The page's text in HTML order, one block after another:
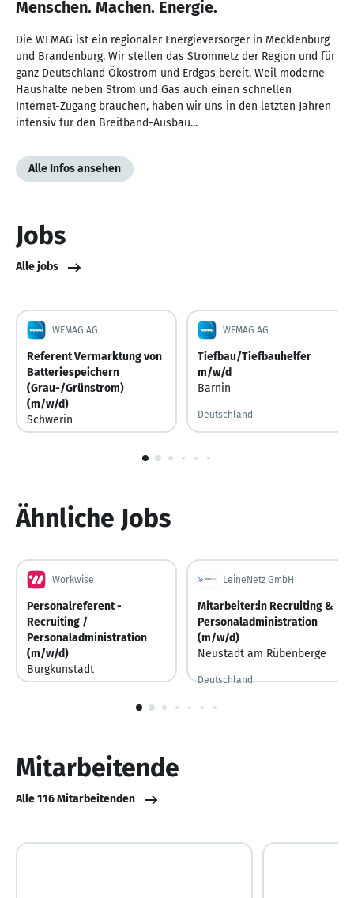
Menschen. Machen. Energie.
Die WEMAG ist ein regionaler Energieversorger in Mecklenburg
und Brandenburg. Wir stellen das Stromnetz der Region und für
ganz Deutschland Ökostrom und Erdgas bereit. Weil moderne
Haushalte neben Strom und Gas auch einen schnellen
Internet-Zugang brauchen, haben wir uns in den letzten Jahren
intensiv für den Breitband-Ausbau...
Alle Infos ansehen
Jobs
Alle jobs
WEMAG AG
Referent Vermarktung von
Batteriespeichern
(Grau-/Grünstrom)
(m/w/d)
Schwerin
WEMAG AG
Tiefbau/Tiefbauhelfer
m/w/d
Barnin
Deutschland
Ähnliche Jobs
Workwise
Personalreferent -
Recruiting /
Personaladministration
(m/w/d)
Burgkunstadt
LeineNetz GmbH
Mitarbeiter:in Recruiting &
Personaladministration
(m/w/d)
Neustadt am Rübenberge
Deutschland
Mitarbeitende
Alle 116 Mitarbeitenden